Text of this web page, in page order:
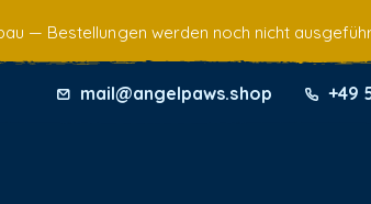
— Bestellungen werden noch nicht
mail@angelpaws.shop +49